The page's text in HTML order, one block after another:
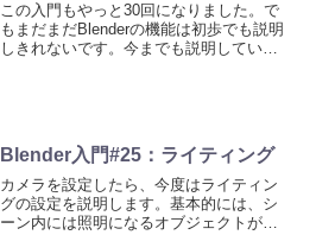
この入門もやっと30回になりました。で
もまだまだBlenderの機能は初歩でも説明
しきれないです。今までも説明していな
Blender入門#25：ライティング
カメラを設定したら、今度はライティン
グの設定を説明します。基本的には、シ
ーン内には照明になるオブジェクトが必